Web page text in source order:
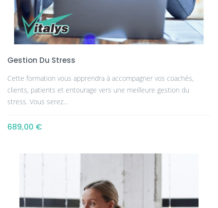
Gestion Du Stress
Cette formation vous apprendra à accompagner vos coachés,
clients, patients et entourage vers une meilleure gestion du
stress. Vous serez...
689,00 €